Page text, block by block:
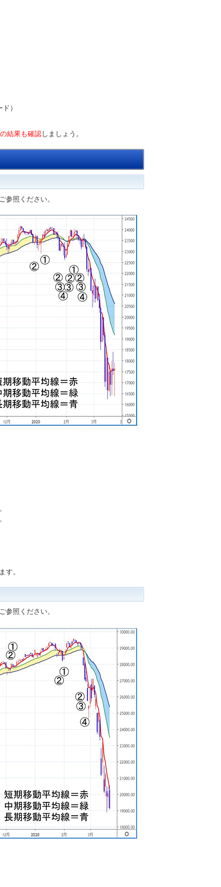
）
結果も確認しましょう。
照ください。
す。
照ください。